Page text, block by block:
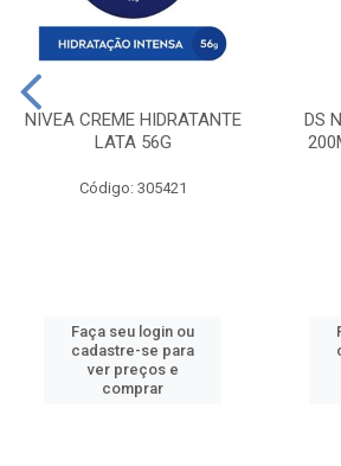
NIVEA CREME HIDRATANTE
LATA 56G
Código: 305421
Faça seu login ou
cadastre-se para
ver preços e
comprar
DS